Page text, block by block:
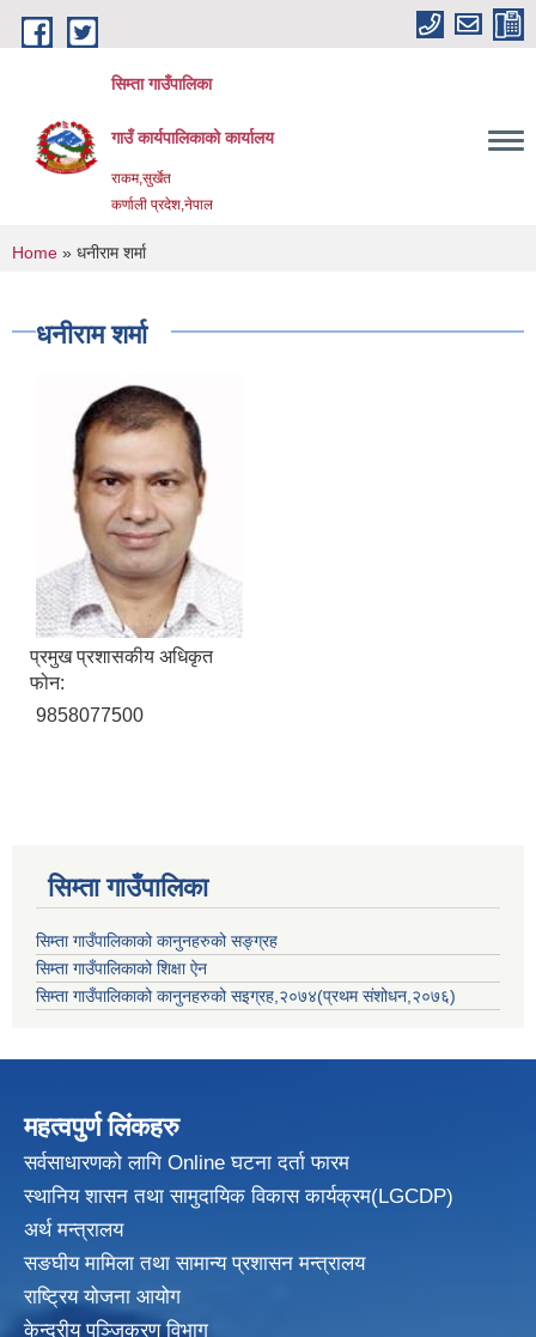
Skip to main content
सिम्ता गाउँपालिका
गाउँ कार्यपालिकाको कार्यालय
राकम,सुर्खेत
कर्णाली प्रदेश,नेपाल
You are here
Home » धनीराम शर्मा
धनीराम शर्मा
प्रमुख प्रशासकीय अधिकृत
फोन:
9858077500
सिम्ता गाउँपालिका
सिम्ता गाउँपालिकाको कानुनहरुको सङ्ग्रह
सिम्ता गाउँपालिकाको शिक्षा ऐन
सिम्ता गाउँपालिकाको कानुनहरुको सइग्रह,२०७४(प्रथम संशोधन,२०७६)
महत्वपुर्ण लिंकहरु
सर्वसाधारणको लागि Online घटना दर्ता फारम
स्थानिय शासन तथा सामुदायिक विकासकार्यक्रम(LGCDP)
अर्थ मन्त्रालय
सङघीय मामिला तथा सामान्य प्रशासन मन्त्रालय
राष्ट्रिय योजना आयोग
केन्द्रीय पञ्जिकरण विभाग